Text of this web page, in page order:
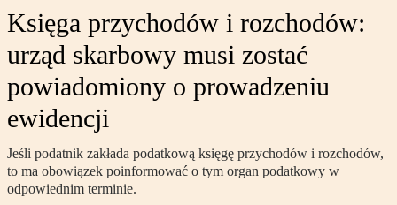
Księga przychodów i rozchodów:
urząd skarbowy musi zostać
powiadomiony o prowadzeniu
ewidencji
Jeśli podatnik zakłada podatkową księgę przychodów i rozchodów,
to ma obowiązek poinformować o tym organ podatkowy w
odpowiednim terminie.